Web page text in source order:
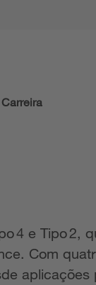
4 e Tipo 2,
Com
aplicações